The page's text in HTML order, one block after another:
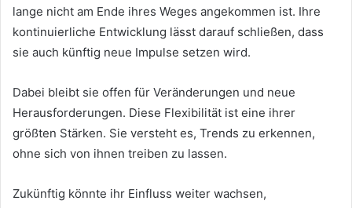
lange nicht am Ende ihres Weges angekommen ist. Ihre
kontinuierliche Entwicklung lässt darauf schließen, dass
sie auch künftig neue Impulse setzen wird.
Dabei bleibt sie offen für Veränderungen und neue
Herausforderungen. Diese Flexibilität ist eine ihrer
größten Stärken. Sie versteht es, Trends zu erkennen,
ohne sich von ihnen treiben zu lassen.
Zukünftig könnte ihr Einfluss weiter wachsen,